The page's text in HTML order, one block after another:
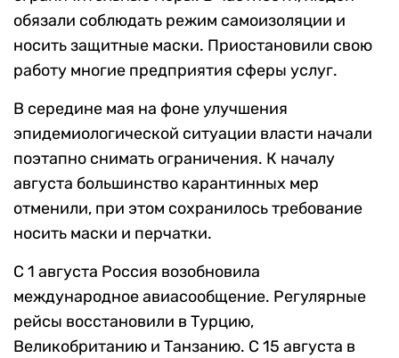
обязали соблюдать режим самоизоляции и
носить защитные маски. Приостановили свою
работу многие предприятия сферы услуг.
В середине мая на фоне улучшения
эпидемиологической ситуации власти начали
поэтапно снимать ограничения. К началу
августа большинство карантинных мер
отменили, при этом сохранилось требование
носить маски и перчатки.
С 1 августа Россия возобновила
международное авиасообщение. Регулярные
рейсы восстановили в Турцию,
Великобританию и Танзанию. С 15 августа в